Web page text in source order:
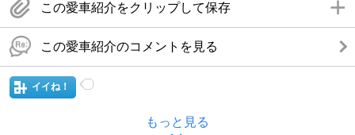
この愛車紹介をクリップして保存
この愛車紹介のコメントを見る
イイね！
もっと見る